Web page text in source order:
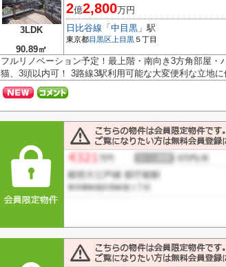
3LDK
90.89㎡
2億2,800万円
日比谷線 「 中目黒 」駅
東京都目黒区 上目黒 ５丁目
フルリノベーション予定！最上階・南向き3方角部屋・
猫、3頭以内可！ 3路線3駅利用可能な大変便利な立地